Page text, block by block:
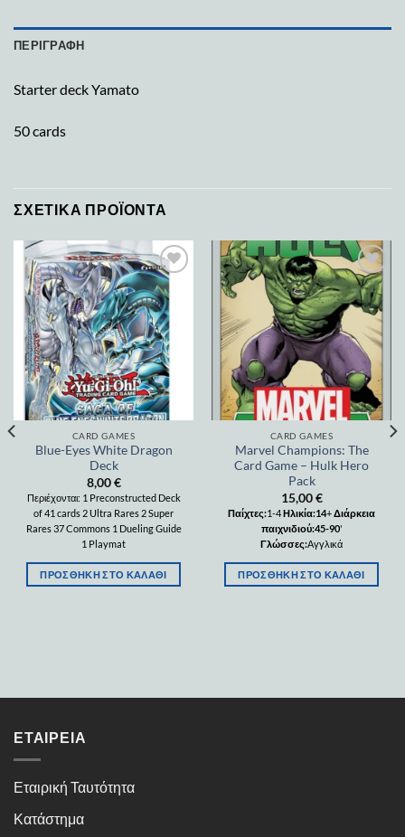
ΠΕΡΙΓΡΑΦΉ
Starter deck Yamato
50 cards
ΣΧΕΤΙΚΆ ΠΡΟΪΌΝΤΑ
Add to
wishlist
CARD GAMES
Blue-Eyes White Dragon
Deck
8,00€
Περιέχονται: 1 Preconstructed Deck
of 41 cards 2 Ultra Rares 2 Super
Rares 37 Commons 1 Dueling Guide
1 Playmat
ΠΡΟΣΘΉΚΗ ΣΤΟ ΚΑΛΆΘΙ
Add to
wishlist
CARD GAMES
Marvel Champions: The
Card Game – Hulk Hero
Pack
15,00€
Παίχτες:1-4Ηλικία:14+Διάρκεια
παιχνιδιού:45-90'
Γλώσσες:Αγγλικά
ΠΡΟΣΘΉΚΗ ΣΤΟ ΚΑΛΆΘΙ
ΕΤΑΙΡΕΊΑ
Εταιρική Ταυτότητα
Κατάστημα